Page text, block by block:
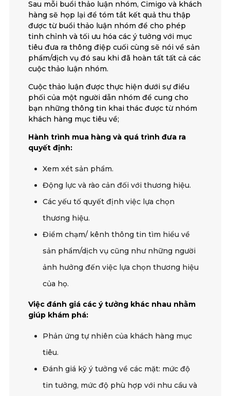
Sau mỗi buổi thảo luận nhóm, Cimigo và khách
hàng sẽ họp lại để tóm tắt kết quả thu thập
được từ buổi thảo luận nhóm để cho phép
tinh chỉnh và tối ưu hóa các ý tưởng với mục
tiêu đưa ra thông điệp cuối cùng sẽ nói về sản
phẩm/dịch vụ đó sau khi đã hoàn tất tất cả các
cuộc thảo luận nhóm.
Cuộc thảo luận được thực hiện dưới sự điều
phối của một người dẫn nhóm để cung cho
bạn những thông tin khai thác được từ nhóm
khách hàng mục tiêu về;
Hành trình mua hàng và quá trình đưa ra
quyết định:
Xem xét sản phẩm.
Động lực và rào cản đối với thương hiệu.
Các yếu tố quyết định việc lựa chọn
thương hiệu.
Điểm chạm/ kênh thông tin tìm hiểu về
sản phẩm/dịch vụ cũng như những người
ảnh hưởng đến việc lựa chọn thương hiệu
của họ.
Việc đánh giá các ý tưởng khác nhau nhằm
giúp khám phá:
Phản ứng tự nhiên của khách hàng mục
tiêu.
Đánh giá kỹ ý tưởng về các mặt: mức độ
tin tưởng, mức độ phù hợp với nhu cầu và